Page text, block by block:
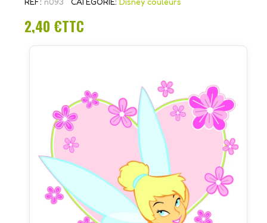
2,40 €TTC